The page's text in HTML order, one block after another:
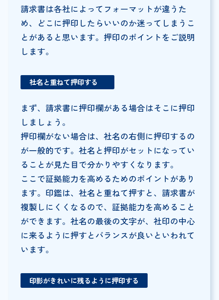
請求書は各社によってフォーマットが違うた
め、どこに押印したらいいのか迷ってしまうこ
とがあると思います。押印のポイントをご説明
します。
社名と重ねて押印する
まず、請求書に押印欄がある場合はそこに押印
しましょう。
押印欄がない場合は、社名の右側に押印するの
が一般的です。社名と押印がセットになってい
ることが見た目で分かりやすくなります。
ここで証拠能力を高めるためのポイントがあり
ます。印鑑は、社名と重ねて押すと、請求書が
複製しにくくなるので、証拠能力を高めること
ができます。社名の最後の文字が、社印の中心
に来るように押すとバランスが良いといわれて
います。
印影がきれいに残るように押印する